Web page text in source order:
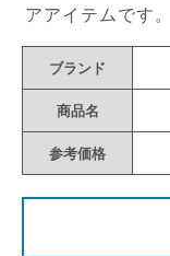
アアイテムです。
ブランド
商品名
参考価格